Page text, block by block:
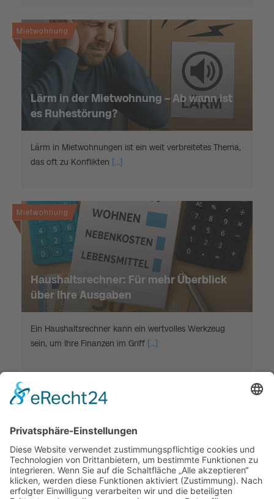
Mietwohnung
Lärm in der Mietwohnung – Ab wann ist
es Ruhestörung?
Lärm in Mietwohnungen ist ein weit verbreitetes Thema,
das oft zu Konflikten [...]
Mietwohnung
Haushaltsrechner: Für mehr Überblick
über Ihre Ausgaben
Ein Haushaltsrechner kann ein wertvolles Werkzeug
sein, um Ihre Finanzen im Griff [...]